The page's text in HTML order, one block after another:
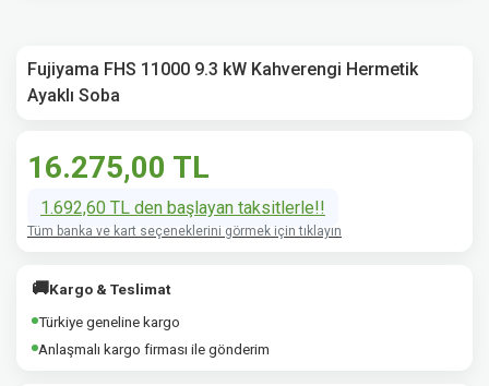
Fujiyama FHS 11000 9.3 kW Kahverengi Hermetik
Ayaklı Soba
16.275,00 TL
1.692,60 TL den başlayan taksitlerle!!
Tüm banka ve kart seçeneklerini görmek için tıklayın
🚚Kargo & Teslimat
Türkiye geneline kargo
Anlaşmalı kargo firması ile gönderim